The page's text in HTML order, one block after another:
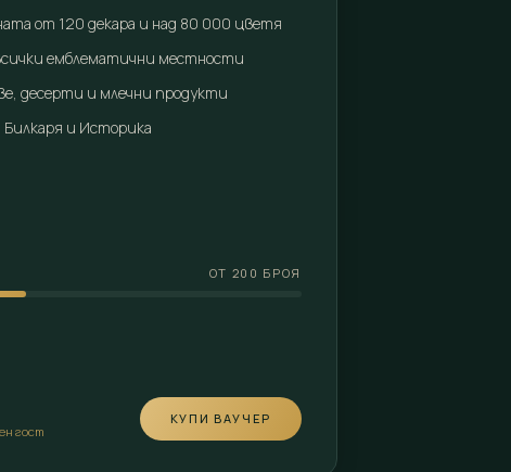
от 120 декара и над 80 000 цветя
емблематични местности
десерти и млечни продукти
и Историка
ОТ 200 БРОЯ
гост
КУПИ ВАУЧЕР